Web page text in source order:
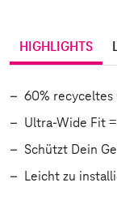
HIGHLIGHTS
60% recyceltes
Ultra-Wide Fit
Schützt Dein
Leicht zu